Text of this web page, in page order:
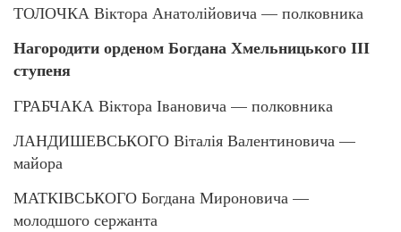
ТОЛОЧКА Віктора Анатолійовича — полковника
Нагородити орденом Богдана Хмельницького ІІІ
ступеня
ГРАБЧАКА Віктора Івановича — полковника
ЛАНДИШЕВСЬКОГО Віталія Валентиновича —
майора
МАТКІВСЬКОГО Богдана Мироновича —
молодшого сержанта